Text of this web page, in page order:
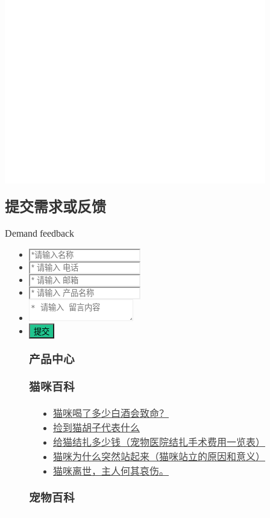
提交需求或反馈
Demand feedback
产品中心
猫咪百科
猫咪喝了多少白酒会致命？
捡到猫胡子代表什么
给猫结扎多少钱（宠物医院结扎手术费用一览表）
猫咪为什么突然站起来（猫咪站立的原因和意义）
猫咪离世，主人何其哀伤。
宠物百科